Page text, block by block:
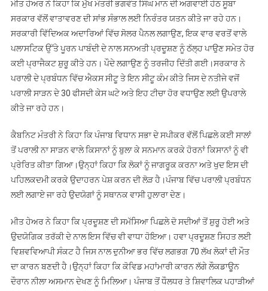
ਮੀਤ ਹੇਅਰ ਨੇ ਕਿਹਾ ਕਿ ਮੁੱਖ ਮੰਤਰੀ ਭਗਵੰਤ ਸਿੰਘ ਮਾਨ ਦੀ ਅਗਵਾਈ ਹੇਠ ਸੂਬਾ
ਸਰਕਾਰ ਵੱਲੋਂ ਵਾਤਾਵਰਣ ਦੀ ਸਾਂਭ ਸੰਭਾਲ ਲਈ ਨਿਰੰਤਰ ਯਤਨ ਕੀਤੇ ਜਾ ਰਹੇ ਹਨ।
ਸਰਕਾਰੀ ਵਿੱਦਿਅਕ ਅਦਾਰਿਆਂ ਵਿੱਚ ਸੋਲਰ ਪੈਨਲ ਲਗਾਉਣ, ਇਕ ਵਾਰ ਵਰਤੋਂ ਵਾਲੇ
ਪਲਾਸਟਿਕ ਉੱਤੇ ਪੂਰਨ ਪਾਬੰਦੀ ਦੇ ਨਾਲ ਸਨਅਤੀ ਪ੍ਰਦੂਸ਼ਣ ਨੂੰ ਠੱਲ੍ਹ ਪਾਉਣ ਸਮੇਤ ਹੋਰ
ਕਈ ਪ੍ਰਾਜੈਕਟ ਸ਼ੁਰੂ ਕੀਤੇ ਹਨ। ਪੌਦੇ ਲਗਾਉਣ ਨੂੰ ਤਰਜੀਹ ਦਿੱਤੀ ਗਈ।ਸਰਕਾਰ ਨੇ
ਪਰਾਲੀ ਦੇ ਪ੍ਰਬੰਧਨ ਵਿੱਚ ਐਕਸ ਸੀਟੂ ਤੇ ਇਨ ਸੀਟੂ ਕੰਮ ਕੀਤੇ ਜਿਸ ਦੇ ਨਤੀਜੇ ਵਜੋਂ
ਪਰਾਲੀ ਸਾੜਨ ਦੇ 30 ਫੀਸਦੀ ਕੇਸ ਘਟੇ ਅਤੇ ਇਹ ਟੀਚਾ ਹੋਰ ਵਧਾਉਣ ਲਈ ਉਪਰਾਲੇ
ਕੀਤੇ ਜਾ ਰਹੇ ਹਨ।
ਕੈਬਨਿਟ ਮੰਤਰੀ ਨੇ ਕਿਹਾ ਕਿ ਪੰਜਾਬ ਵਿਧਾਨ ਸਭਾ ਦੇ ਸਪੀਕਰ ਵੱਲੋਂ ਪਿਛਲੇ ਕਈ ਸਾਲਾਂ
ਤੋਂ ਪਰਾਲੀ ਨਾ ਸਾੜਨ ਵਾਲੇ ਕਿਸਾਨਾਂ ਨੂੰ ਬੁਲਾ ਕੇ ਸਨਮਾਨ ਕਰਕੇ ਹੋਰਨਾਂ ਕਿਸਾਨਾਂ ਨੂੰ ਵੀ
ਪ੍ਰੇਰਿਤ ਕੀਤਾ ਗਿਆ।ਉਨ੍ਹਾਂ ਕਿਹਾ ਕਿ ਲੋਕਾਂ ਨੂੰ ਜਾਗਰੂਕ ਕਰਨਾ ਅਤੇ ਖੁਦ ਇਸ ਦੀ
ਪਹਿਲਕਦਮੀ ਕਰਕੇ ਉਦਾਹਰਨ ਪੇਸ਼ ਕਰਨ ਦੀ ਲੋੜ ਹੈ।ਪੰਜਾਬ ਵਿੱਚ ਪਰਾਲੀ ਪ੍ਰਬੰਧਨ
ਲਈ ਲਗਾਏ ਜਾ ਰਹੇ ਉਦਯੋਗਾਂ ਨੂੰ ਸਥਾਨਕ ਵਾਸੀ ਹੁਲਾਰਾ ਦੇਣ।
ਮੀਤ ਹੇਅਰ ਨੇ ਕਿਹਾ ਕਿ ਪ੍ਰਦੂਸ਼ਣ ਦੀ ਸਮੱਸਿਆ ਪਿਛਲੇ ਦੋ ਸਦੀਆਂ ਤੋਂ ਸ਼ੁਰੂ ਹੋਈ ਅਤੇ
ਉਦਯੋਗਿਕ ਤਰੱਕੀ ਦੇ ਨਾਲ ਇਸ ਵਿੱਚ ਵੀ ਵਾਧਾ ਹੋਇਆ। ਹਵਾ ਪ੍ਰਦੂਸ਼ਣ ਸਿਹਤ ਲਈ
ਵਿਸ਼ਵਵਿਆਪੀ ਸੰਕਟ ਹੈ ਜਿਸ ਨਾਲ ਦੁਨੀਆ ਭਰ ਵਿੱਚ ਲਗਭਗ 70 ਲੱਖ ਲੋਕਾਂ ਦੀ ਮੌਤ
ਦਾ ਕਾਰਨ ਬਣਦੀ ਹੈ।ਉਨ੍ਹਾਂ ਕਿਹਾ ਕਿ ਕੋਵਿਡ ਮਹਾਂਮਾਰੀ ਕਾਰਨ ਲੱਗੇ ਲੌਕਡਾਊਨ
ਦੌਰਾਨ ਨੀਲਾ ਅਸਮਾਨ ਦੇਖਣ ਨੂੰ ਮਿਲਿਆ। ਪੰਜਾਬ ਤੋਂ ਧੌਲਧਰ ਤੇ ਸ਼ਿਵਾਲਿਕ ਪਹਾੜੀਆਂ